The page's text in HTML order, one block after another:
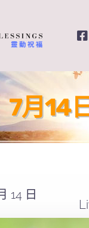
7月14
14 日